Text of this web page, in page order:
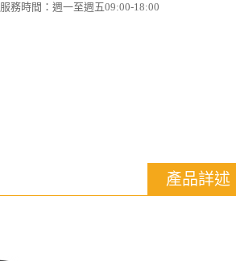
服務時間：週一至週五09:00-18:00
產品詳述